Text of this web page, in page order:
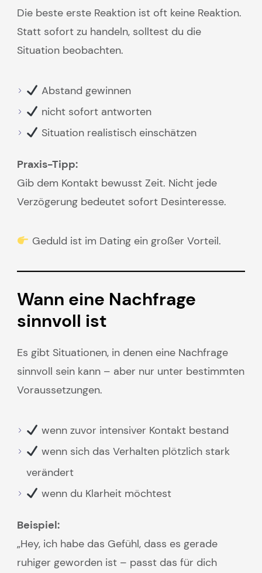
Die beste erste Reaktion ist oft keine Reaktion.
Statt sofort zu handeln, solltest du die
Situation beobachten.
Abstand gewinnen
nicht sofort antworten
Situation realistisch einschätzen
Praxis-Tipp:
Gib dem Kontakt bewusst Zeit. Nicht jede
Verzögerung bedeutet sofort Desinteresse.
Geduld ist im Dating ein großer Vorteil.
Wann eine Nachfrage
sinnvoll ist
Es gibt Situationen, in denen eine Nachfrage
sinnvoll sein kann – aber nur unter bestimmten
Voraussetzungen.
wenn zuvor intensiver Kontakt bestand
wenn sich das Verhalten plötzlich stark
verändert
wenn du Klarheit möchtest
Beispiel:
„Hey, ich habe das Gefühl, dass es gerade
ruhiger geworden ist – passt das für dich